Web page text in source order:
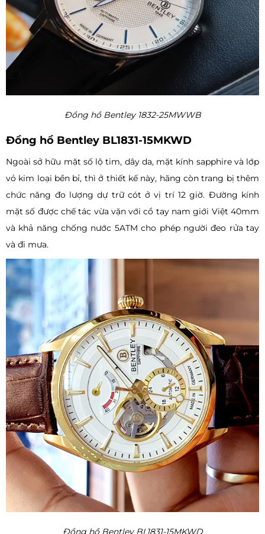
Đồng hồ Bentley 1832-25MWWB
Đồng hồ Bentley BL1831-15MKWD
Ngoài sở hữu mặt số lộ tim, dây da, mặt kính sapphire và lớp
vỏ kim loại bền bỉ, thì ở thiết kế này, hãng còn trang bị thêm
chức năng đo lượng dự trữ cót ở vị trí 12 giờ. Đường kính
mặt số được chế tác vừa vặn với cổ tay nam giới Việt 40mm
và khả năng chống nước 5ATM cho phép người đeo rửa tay
và đi mưa.
Đồng hồ Bentley BL1831-15MKWD